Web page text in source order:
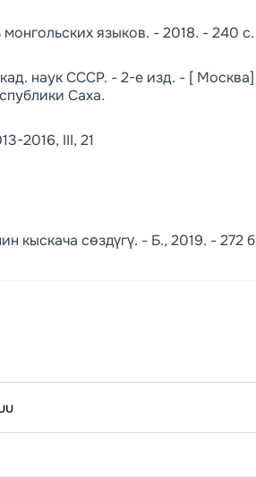
языков. - 2018. - 240 с.
наук СССР. - 2-е изд. - [
Саха.
2016, III, 21
кыскача сөздүгү. - Б., 2019. - 272